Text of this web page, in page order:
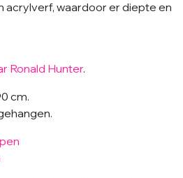
acrylverf, waardoor er diepte en
Ronald Hunter.
cm.